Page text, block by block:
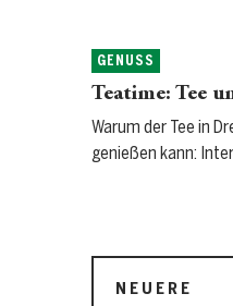
GENUSS
Teatime: Tee
Warum der Tee in
genießen kann:
NEUERE